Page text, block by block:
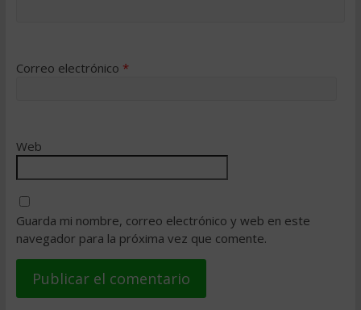
Correo electrónico *
Web
Guarda mi nombre, correo electrónico y web en este
navegador para la próxima vez que comente.